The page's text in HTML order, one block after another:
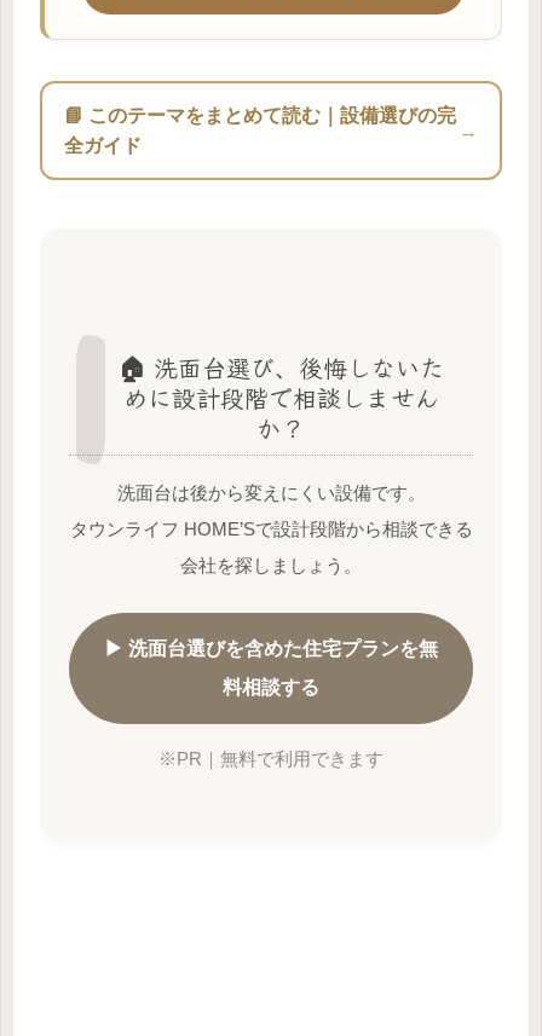
📘 このテーマをまとめて読む｜設備選びの完
全ガイド
→
🏠 洗面台選び、後悔しないた
めに設計段階で相談しません
か？
洗面台は後から変えにくい設備です。
タウンライフ HOME’Sで設計段階から相談できる
会社を探しましょう。
▶ 洗面台選びを含めた住宅プランを無
料相談する
※PR｜無料で利用できます